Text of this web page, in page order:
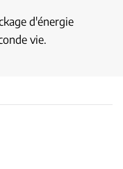
d'énergie
vie.